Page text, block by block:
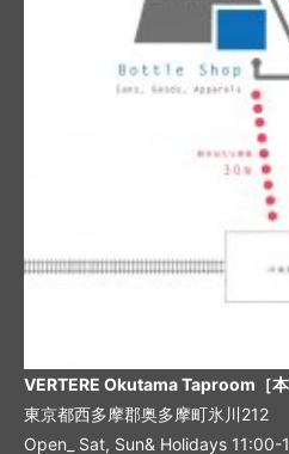
VERTERE Okutama Taproom［本
東京都西多摩郡奥多摩町氷川212
Open_ Sat, Sun& Holidays 11:00-